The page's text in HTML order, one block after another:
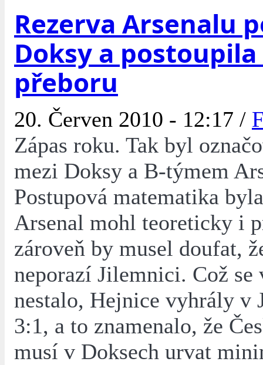
Rezerva Arsenalu
Doksy a
přeboru
20. Červen 2010 - 12:17 /
Zápas roku. Tak byl
mezi Doksy a B-týmem
Postupová matematika
Arsenal mohl teoreticky i
zároveň by musel doufat,
neporazí Jilemnici. Což se
nestalo, Hejnice vyhrály v
3:1, a to znamenalo, že
musí v Doksech urvat